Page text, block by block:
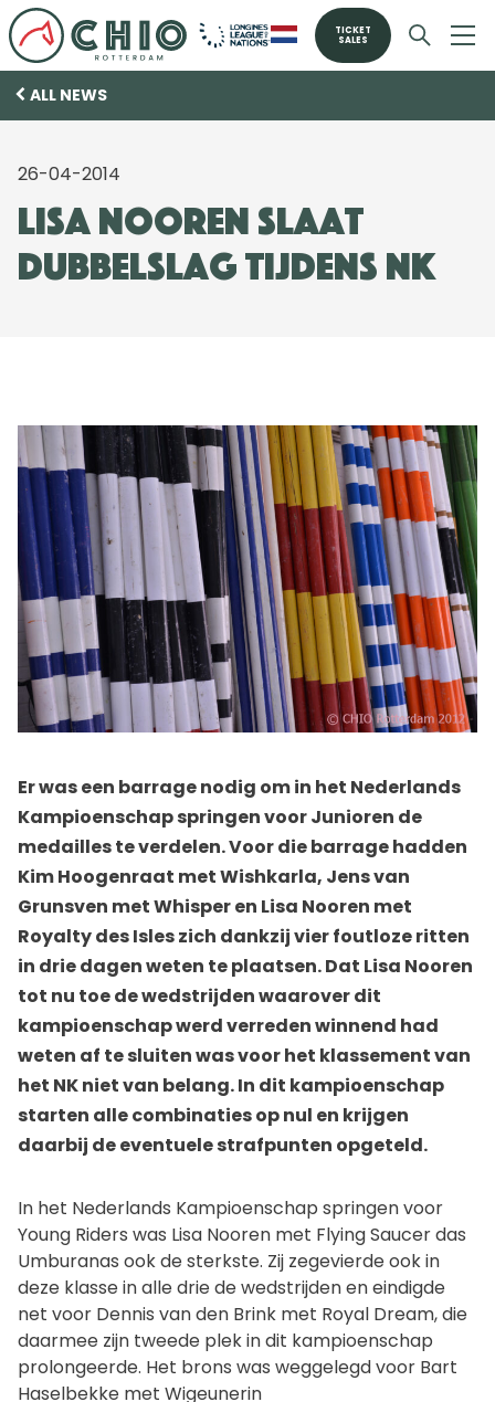
TICKET
SALES
ALL NEWS
26-04-2014
Lisa Nooren slaat
dubbelslag tijdens NK
Er was een barrage nodig om in het Nederlands
Kampioenschap springen voor Junioren de
medailles te verdelen. Voor die barrage hadden
Kim Hoogenraat met Wishkarla, Jens van
Grunsven met Whisper en Lisa Nooren met
Royalty des Isles zich dankzij vier foutloze ritten
in drie dagen weten te plaatsen. Dat Lisa Nooren
tot nu toe de wedstrijden waarover dit
kampioenschap werd verreden winnend had
weten af te sluiten was voor het klassement van
het NK niet van belang. In dit kampioenschap
starten alle combinaties op nul en krijgen
daarbij de eventuele strafpunten opgeteld.
In het Nederlands Kampioenschap springen voor
Young Riders was Lisa Nooren met Flying Saucer das
Umburanas ook de sterkste. Zij zegevierde ook in
deze klasse in alle drie de wedstrijden en eindigde
net voor Dennis van den Brink met Royal Dream, die
daarmee zijn tweede plek in dit kampioenschap
prolongeerde. Het brons was weggelegd voor Bart
Haselbekke met Wigeunerin